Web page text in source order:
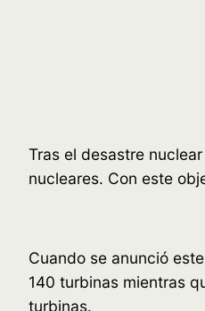
Tras el desastre
nucleares. Con este
Cuando se anunció
140 turbinas mientras
turbinas.